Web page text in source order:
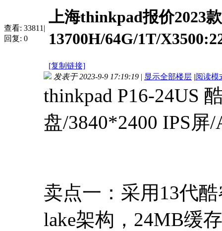
查看: 33811 |
回复: 0
上海thinkpad报价2023
13700H/64G/1T/
[复制链接]
发表于 2023-9-9 17:19:19 | 显示全部楼层 |阅读模
thinkpad P16-24US
盘/3840*2400 IPS屏
卖点一：采用13代
lake架构，24MB缓